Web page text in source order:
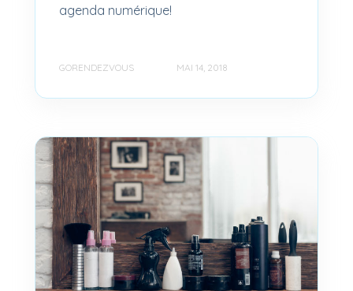
agenda numérique!
GORENDEZVOUS MAI 14, 2018